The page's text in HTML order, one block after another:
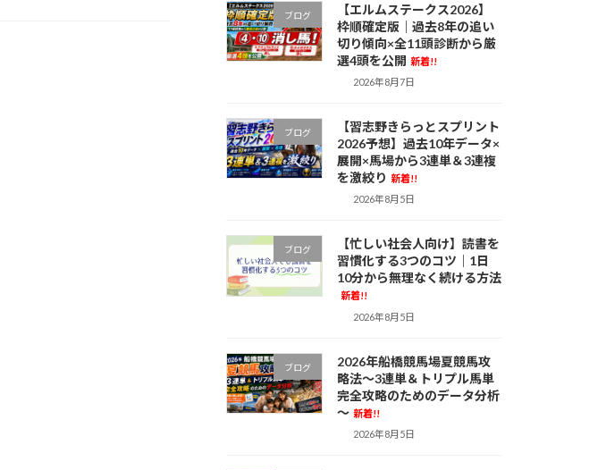
ブログ
【エルムステークス2026】
枠順確定版｜過去8年の追い
切り傾向×全11頭診断から厳
選4頭を公開 新着!!
2026年8月7日
ブログ
【習志野きらっとスプリント
2026予想】過去10年データ×
展開×馬場から3連単＆3連複
を激絞り 新着!!
2026年8月5日
ブログ
【忙しい社会人向け】読書を
習慣化する3つのコツ｜1日
10分から無理なく続ける方法
新着!!
2026年8月5日
ブログ
2026年船橋競馬場夏競馬攻
略法～3連単＆トリプル馬単
完全攻略のためのデータ分析
～ 新着!!
2026年8月5日